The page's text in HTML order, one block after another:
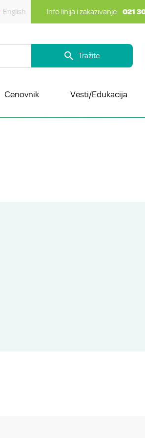
English Info linija i zakazivanje: 021
Tražite
Cenovnik Vesti/Edukacija